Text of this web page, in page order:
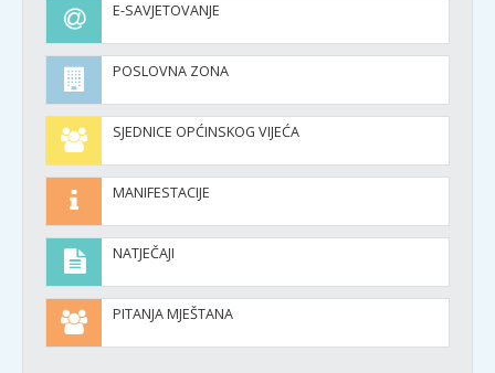
E-SAVJETOVANJE
POSLOVNA ZONA
SJEDNICE OPĆINSKOG VIJEĆA
MANIFESTACIJE
NATJEČAJI
PITANJA MJEŠTANA